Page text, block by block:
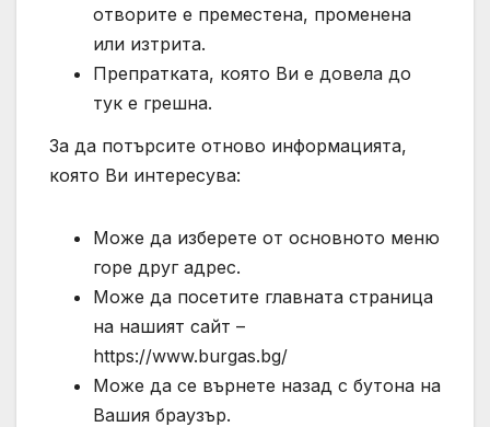
отворите е преместена, променена
или изтрита.
Препратката, която Ви е довела до
тук е грешна.
За да потърсите отново информацията,
която Ви интересува:
Може да изберете от основното меню
горе друг адрес.
Може да посетите главната страница
на нашият сайт –
https://www.burgas.bg/
Може да се върнете назад с бутона на
Вашия браузър.